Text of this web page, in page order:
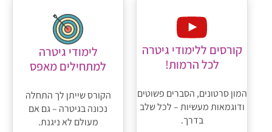
קורסים ללימודי גיטרה
לכל הרמות!
המון סרטונים, הסברים פשוטים
ודוגמאות מעשיות – לכל שלב
בדרך.
לימודי גיטרה
למתחילים מאפס
הקורס שייתן לך התחלה
נכונה בגיטרה – גם אם
מעולם לא ניגנת.